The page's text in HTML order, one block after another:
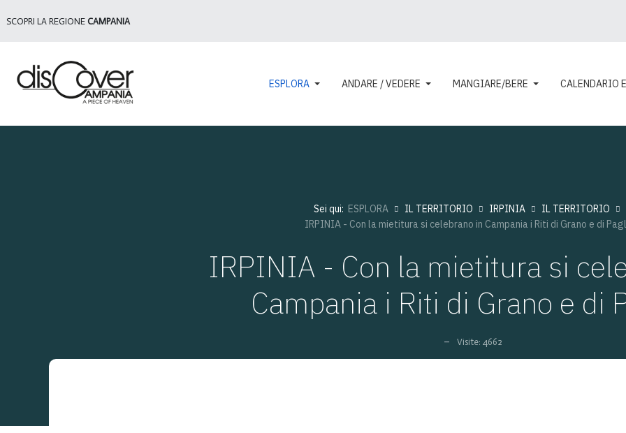
SCOPRI LA REGIONE CAMPANIA
ESPLORA ANDARE / VEDERE MANGIARE/BERE CALENDARIO
Sei qui: ESPLORA IL TERRITORIO IRPINIA
IL TERRITORIO
IRPINIA - Con la mietitura si celebrano in Campania i Riti di Grano e di
IRPINIA - Con la mietitura si
Campania i Riti di Grano e di
Visite: 4662